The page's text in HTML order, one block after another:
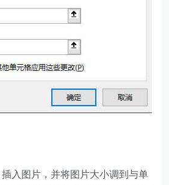
入图片，并将图片大小调到与单